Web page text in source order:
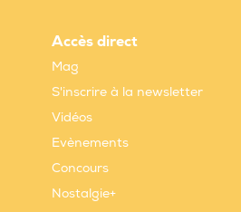
Accès direct
Mag
S'inscrire à la newsletter
Vidéos
Evènements
Concours
Nostalgie+